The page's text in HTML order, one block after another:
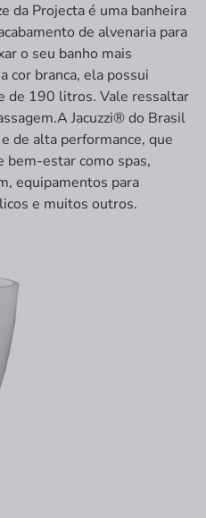
da Projecta é uma banheira
de alvenaria para
o seu banho mais
cor branca, ela possui
de 190 litros. Vale ressaltar
Jacuzzi® do Brasil
de alta performance, que
bem-estar como spas,
equipamentos para
e muitos outros.